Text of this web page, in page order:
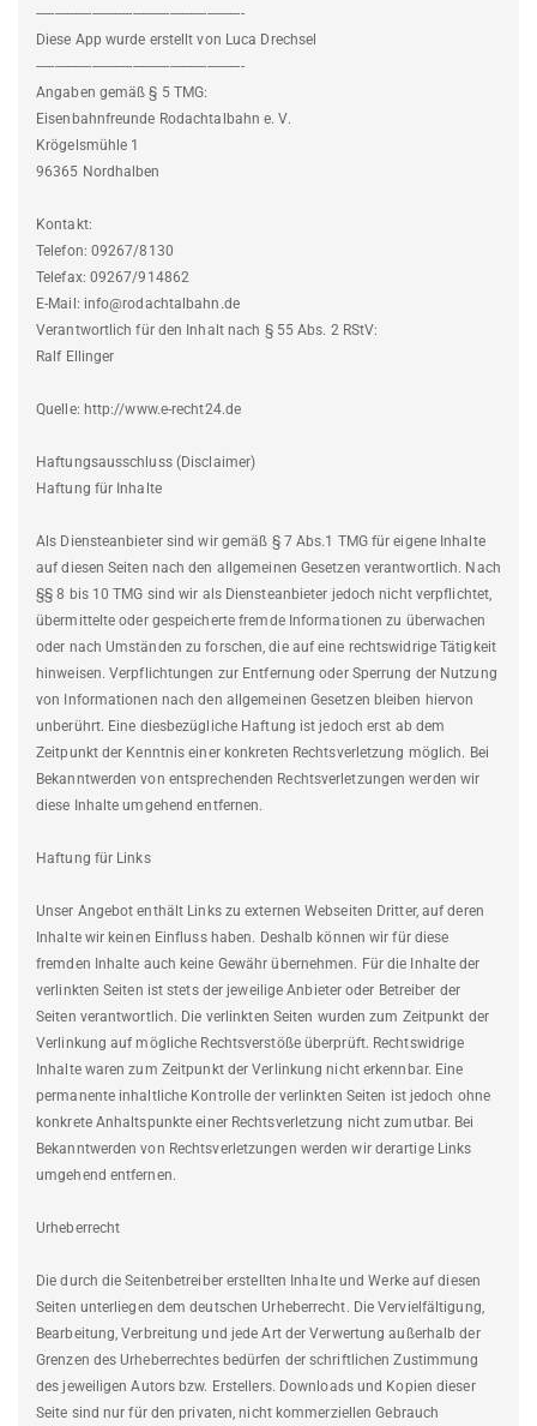
--------------------------------------------------------
Diese App wurde erstellt von Luca Drechsel
--------------------------------------------------------
Angaben gemäß § 5 TMG:
Eisenbahnfreunde Rodachtalbahn e. V.
Krögelsmühle 1
96365 Nordhalben
Kontakt:
Telefon: 09267/8130
Telefax: 09267/914862
E-Mail: info@rodachtalbahn.de
Verantwortlich für den Inhalt nach § 55 Abs. 2 RStV:
Ralf Ellinger
Quelle: http://www.e-recht24.de
Haftungsausschluss (Disclaimer)
Haftung für Inhalte
Als Diensteanbieter sind wir gemäß § 7 Abs.1 TMG für eigene Inhalte
auf diesen Seiten nach den allgemeinen Gesetzen verantwortlich. Nach
§§ 8 bis 10 TMG sind wir als Diensteanbieter jedoch nicht verpflichtet,
übermittelte oder gespeicherte fremde Informationen zu überwachen
oder nach Umständen zu forschen, die auf eine rechtswidrige Tätigkeit
hinweisen. Verpflichtungen zur Entfernung oder Sperrung der Nutzung
von Informationen nach den allgemeinen Gesetzen bleiben hiervon
unberührt. Eine diesbezügliche Haftung ist jedoch erst ab dem
Zeitpunkt der Kenntnis einer konkreten Rechtsverletzung möglich. Bei
Bekanntwerden von entsprechenden Rechtsverletzungen werden wir
diese Inhalte umgehend entfernen.
Haftung für Links
Unser Angebot enthält Links zu externen Webseiten Dritter, auf deren
Inhalte wir keinen Einfluss haben. Deshalb können wir für diese
fremden Inhalte auch keine Gewähr übernehmen. Für die Inhalte der
verlinkten Seiten ist stets der jeweilige Anbieter oder Betreiber der
Seiten verantwortlich. Die verlinkten Seiten wurden zum Zeitpunkt der
Verlinkung auf mögliche Rechtsverstöße überprüft. Rechtswidrige
Inhalte waren zum Zeitpunkt der Verlinkung nicht erkennbar. Eine
permanente inhaltliche Kontrolle der verlinkten Seiten ist jedoch ohne
konkrete Anhaltspunkte einer Rechtsverletzung nicht zumutbar. Bei
Bekanntwerden von Rechtsverletzungen werden wir derartige Links
umgehend entfernen.
Urheberrecht
Die durch die Seitenbetreiber erstellten Inhalte und Werke auf diesen
Seiten unterliegen dem deutschen Urheberrecht. Die Vervielfältigung,
Bearbeitung, Verbreitung und jede Art der Verwertung außerhalb der
Grenzen des Urheberrechtes bedürfen der schriftlichen Zustimmung
des jeweiligen Autors bzw. Erstellers. Downloads und Kopien dieser
Seite sind nur für den privaten, nicht kommerziellen Gebrauch